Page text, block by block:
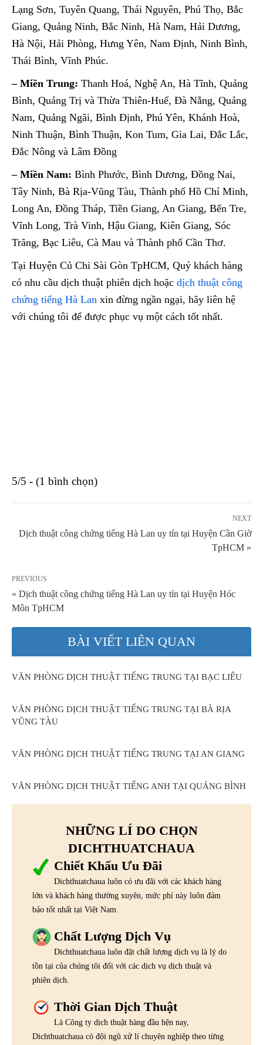
Lạng Sơn, Tuyên Quang, Thái Nguyên, Phú Thọ, Bắc
Giang, Quảng Ninh, Bắc Ninh, Hà Nam, Hải Dương,
Hà Nội, Hải Phòng, Hưng Yên, Nam Định, Ninh Bình,
Thái Bình, Vĩnh Phúc.
– Miền Trung: Thanh Hoá, Nghệ An, Hà Tĩnh, Quảng
Bình, Quảng Trị và Thừa Thiên-Huế, Đà Nẵng, Quảng
Nam, Quảng Ngãi, Bình Định, Phú Yên, Khánh Hoà,
Ninh Thuận, Bình Thuận, Kon Tum, Gia Lai, Đắc Lắc,
Đắc Nông và Lâm Đồng
– Miền Nam: Bình Phước, Bình Dương, Đồng Nai,
Tây Ninh, Bà Rịa-Vũng Tàu, Thành phố Hồ Chí Minh,
Long An, Đồng Tháp, Tiền Giang, An Giang, Bến Tre,
Vĩnh Long, Trà Vinh, Hậu Giang, Kiên Giang, Sóc
Trăng, Bạc Liêu, Cà Mau và Thành phố Cần Thơ.
Tại Huyện Củ Chi Sài Gòn TpHCM, Quý khách hàng
có nhu cầu dịch thuật phiên dịch hoặc dịch thuật công
chứng tiếng Hà Lan xin đừng ngần ngại, hãy liên hệ
với chúng tôi để được phục vụ một cách tốt nhất.
5/5 - (1 bình chọn)
NEXT
Dịch thuật công chứng tiếng Hà Lan uy tín tại Huyện Cần Giờ
TpHCM »
PREVIOUS
« Dịch thuật công chứng tiếng Hà Lan uy tín tại Huyện Hóc
Môn TpHCM
BÀI VIẾT LIÊN QUAN
VĂN PHÒNG DỊCH THUẬT TIẾNG TRUNG TẠI BẠC LIÊU
VĂN PHÒNG DỊCH THUẬT TIẾNG TRUNG TẠI BÀ RỊA
VŨNG TÀU
VĂN PHÒNG DỊCH THUẬT TIẾNG TRUNG TẠI AN GIANG
VĂN PHÒNG DỊCH THUẬT TIẾNG ANH TẠI QUẢNG BÌNH
NHỮNG LÍ DO CHỌN
DICHTHUATCHAUA
Chiết Khấu Ưu Đãi
Dichthuatchaua luôn có ưu đãi với các khách hàng
lớn và khách hàng thường xuyên, mức phí này luôn đảm
bảo tốt nhất tại Việt Nam.
Chất Lượng Dịch Vụ
Dichthuatchaua luôn đặt chất lượng dịch vụ là lý do
tồn tại của chúng tôi đối với các dịch vụ dịch thuật và
phiên dịch.
Thời Gian Dịch Thuật
Là Công ty dịch thuật hàng đầu hện nay,
Dichthuatchaua có đội ngũ xử lí chuyên nghiệp theo từng